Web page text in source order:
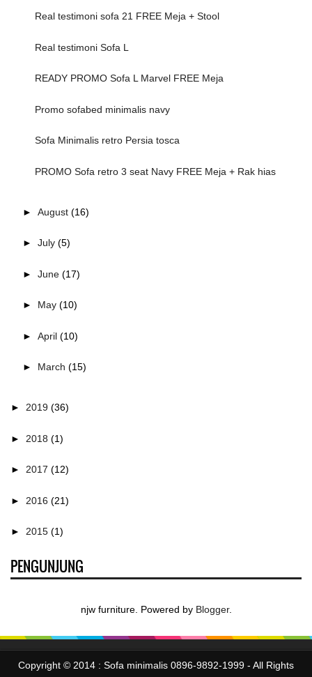
Real testimoni sofa 21 FREE Meja + Stool
Real testimoni Sofa L
READY PROMO Sofa L Marvel FREE Meja
Promo sofabed minimalis navy
Sofa Minimalis retro Persia tosca
PROMO Sofa retro 3 seat Navy FREE Meja + Rak hias
► August (16)
► July (5)
► June (17)
► May (10)
► April (10)
► March (15)
► 2019 (36)
► 2018 (1)
► 2017 (12)
► 2016 (21)
► 2015 (1)
PENGUNJUNG
njw furniture. Powered by Blogger.
Copyright © 2014 : Sofa minimalis 0896-9892-1999 - All Rights